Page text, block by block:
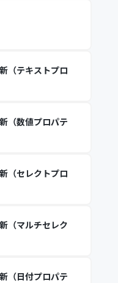
（テキストプロ
（数値プロパテ
（セレクトプロ
（マルチセレク
（日付プロパテ